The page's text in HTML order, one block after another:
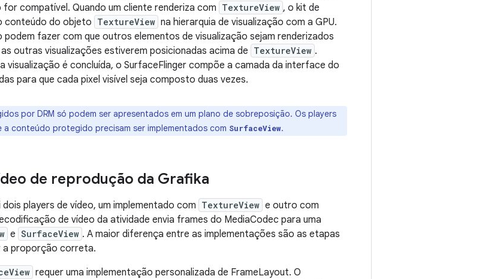
compatível. Quando um cliente renderiza com TextureView , o kit de
conteúdo do objeto TextureView na hierarquia de visualização com a GPU.
fazer com que outros elementos de visualização sejam renderizados
outras visualizações estiverem posicionadas acima de TextureView .
visualização é concluída, o SurfaceFlinger compõe a camada da interface do
para que cada pixel visível seja composto duas vezes.
por DRM só podem ser apresentados em um plano de sobreposição. Os players
conteúdo protegido precisam ser implementados com SurfaceView.
de reprodução da Grafika
dois players de vídeo, um implementado com TextureView e outro com
de vídeo da atividade envia frames do MediaCodec para uma
e SurfaceView . A maior diferença entre as implementações são as etapas
a proporção correta.
requer uma implementação personalizada de FrameLayout. O